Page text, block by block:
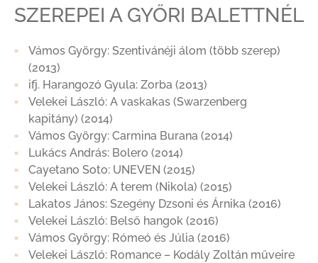
SZEREPEI A GYŐRI BALETTNÉL
Vámos György: Szentivánéji álom (több szerep)
(2013)
ifj. Harangozó Gyula: Zorba (2013)
Velekei László: A vaskakas (Swarzenberg
kapitány) (2014)
Vámos György: Carmina Burana (2014)
Lukács András: Bolero (2014)
Cayetano Soto: UNEVEN (2015)
Velekei László: A terem (Nikola) (2015)
Lakatos János: Szegény Dzsoni és Árnika (2016)
Velekei László: Belső hangok (2016)
Vámos György: Rómeó és Júlia (2016)
Velekei László: Romance – Kodály Zoltán műveire